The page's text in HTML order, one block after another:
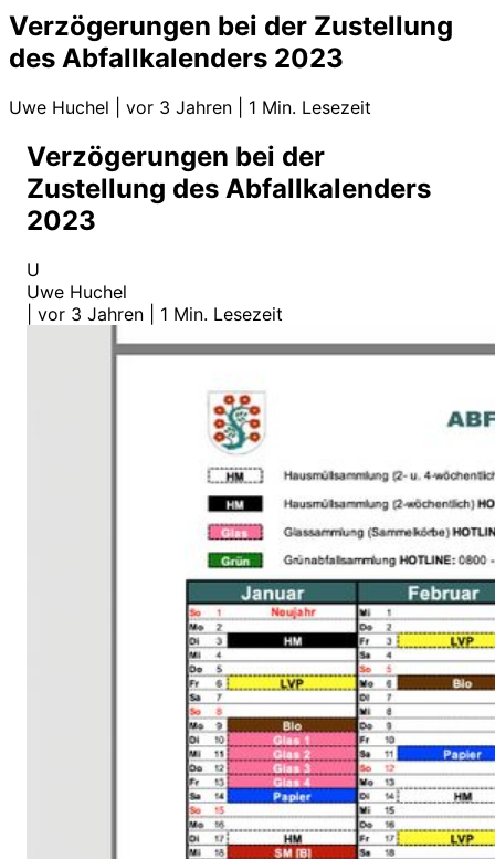
Verzögerungen bei der Zustellung
des Abfallkalenders 2023
Uwe Huchel vor 3 Jahren 1 Min. Lesezeit
Verzögerungen bei der
Zustellung des Abfallkalenders
2023
U
Uwe Huchel
vor 3 Jahren 1 Min. Lesezeit